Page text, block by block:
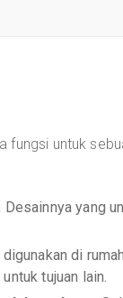
untuk
Desainnya yang
di
tujuan lain.